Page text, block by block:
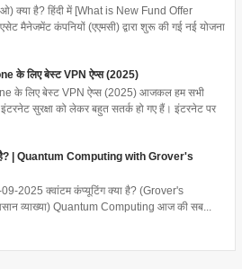
क्या है? हिंदी में [What is New Fund Offer
मैनेजमेंट कंपनियों (एएमसी) द्वारा शुरू की गई नई योजना
के लिए बेस्ट VPN ऐप्स (2025)
के लिए बेस्ट VPN ऐप्स (2025) आजकल हम सभी
सुरक्षा को लेकर बहुत सतर्क हो गए हैं। इंटरनेट पर
है? | Quantum Computing with Grover's
2025 क्वांटम कंप्यूटिंग क्या है? (Grover's
व्याख्या) Quantum Computing आज की सब...